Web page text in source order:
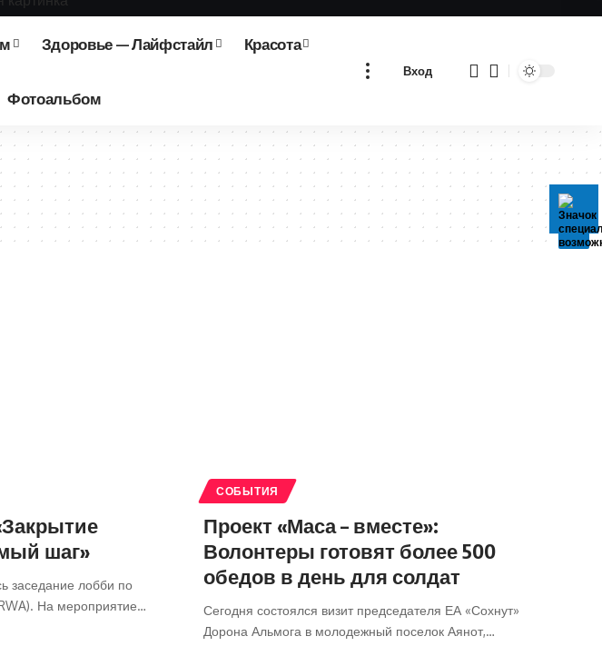
Здоровье — Лайфстайл Красота
Фотоальбом
Вход
шаг»
заседание лобби по
На мероприятие…
СОБЫТИЯ
Проект «Маса – вместе»:
Волонтеры готовят более 500
обедов в день для солдат
Сегодня состоялся визит председателя ЕА «Сохнут»
Дорона Альмога в молодежный поселок Аянот,…